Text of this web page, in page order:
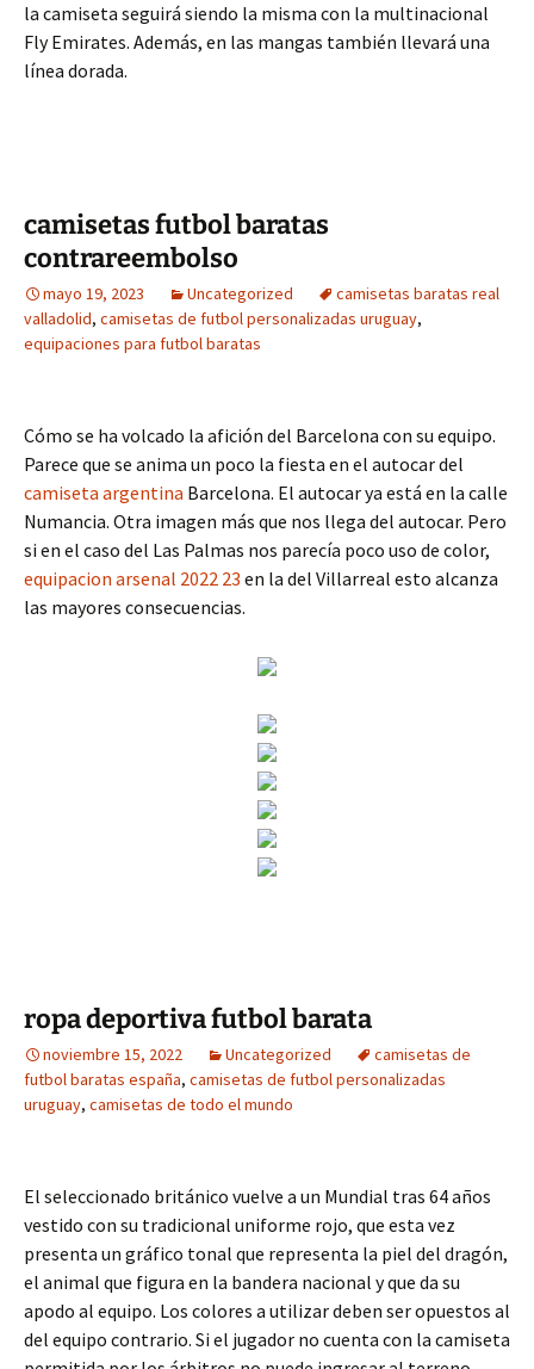
la camiseta seguirá siendo la misma con la multinacional
Fly Emirates. Además, en las mangas también llevará una
línea dorada.
camisetas futbol baratas
contrareembolso
mayo 19, 2023 Uncategorized
camisetas baratas real
valladolid, camisetas de futbol personalizadas uruguay,
equipaciones para futbol baratas
Cómo se ha volcado la afición del Barcelona con su equipo.
Parece que se anima un poco la fiesta en el autocar del
camiseta argentina Barcelona. El autocar ya está en la calle
Numancia. Otra imagen más que nos llega del autocar. Pero
si en el caso del Las Palmas nos parecía poco uso de color,
equipacion arsenal 2022 23 en la del Villarreal esto alcanza
las mayores consecuencias.
ropa deportiva futbol barata
noviembre 15, 2022 Uncategorized
camisetas de
futbol baratas españa, camisetas de futbol personalizadas
uruguay, camisetas de todo el mundo
El seleccionado británico vuelve a un Mundial tras 64 años
vestido con su tradicional uniforme rojo, que esta vez
presenta un gráfico tonal que representa la piel del dragón,
el animal que figura en la bandera nacional y que da su
apodo al equipo. Los colores a utilizar deben ser opuestos al
del equipo contrario. Si el jugador no cuenta con la camiseta